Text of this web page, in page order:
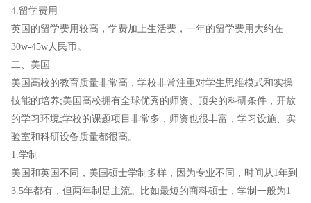
4.留学费用
英国的留学费用较高，学费加上生活费，一年的留学费用大约在
30w-45w人民币。
二、美国
美国高校的教育质量非常高，学校非常注重对学生思维模式和实操
技能的培养;美国高校拥有全球优秀的师资、顶尖的科研条件，开放
的学习环境;学校的课题项目非常多，师资也很丰富，学习设施、实
验室和科研设备质量都很高。
1.学制
美国和英国不同，美国硕士学制多样，因为专业不同，时间从1年到
3.5年都有，但两年制是主流。比如最短的商科硕士，学制一般为1